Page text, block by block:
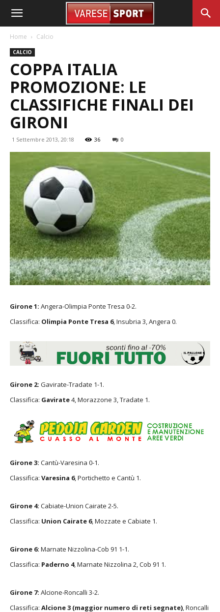
Home Calcio
CALCIO
COPPA ITALIA
PROMOZIONE: LE
CLASSIFICHE FINALI DEI
GIRONI
1 Settembre 2013, 20:18 36 0
Girone 1: Angera-Olimpia Ponte Tresa 0-2.
Classifica: Olimpia Ponte Tresa 6, Insubria 3, Angera 0.
Girone 2: Gavirate-Tradate 1-1.
Classifica: Gavirate4, Morazzone 3, Tradate 1.
Girone 3: Cantù-Varesina 0-1.
Classifica: Varesina 6, Portichetto e Cantù 1.
Girone 4: Cabiate-Union Cairate 2-5.
Classifica: Union Cairate 6, Mozzate e Cabiate 1.
Girone 6: Marnate Nizzolina-Cob 91 1-1.
Classifica: Paderno 4, Marnate Nizzolina 2, Cob 91 1.
Girone 7: Alcione-Roncalli 3-2.
Classifica: Alcione 3 (maggior numero di reti segnate), Roncalli